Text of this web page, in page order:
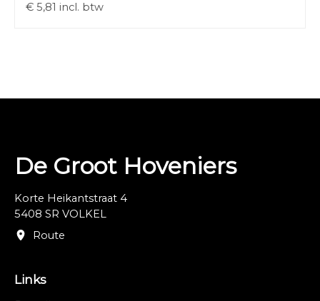
€ 5,81 incl. btw
De Groot Hoveniers
Korte Heikantstraat 4
5408 SR VOLKEL
Route
Links